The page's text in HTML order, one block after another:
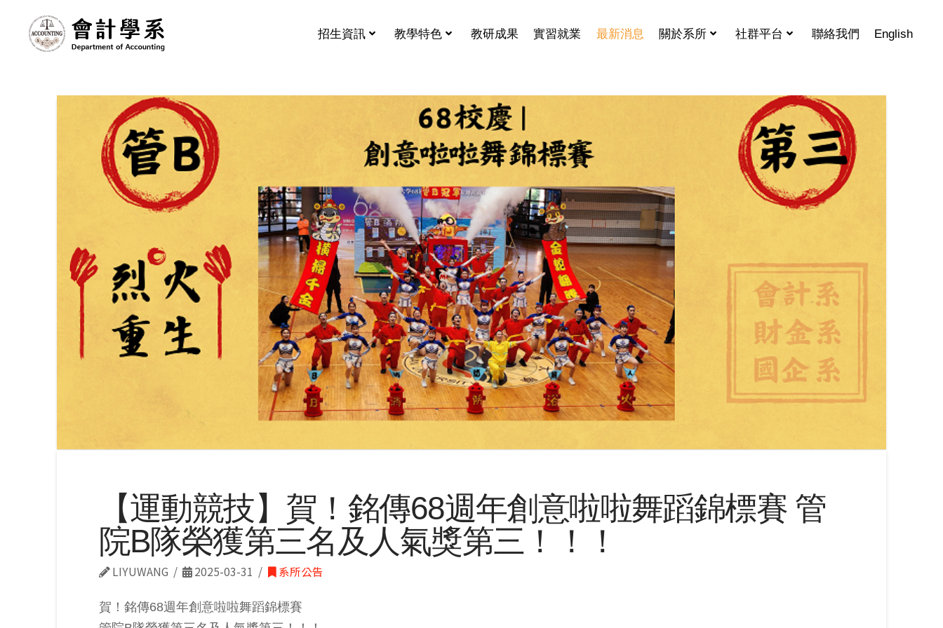
招生資訊 教學特色 教研成果 實習就業 最新消息 關於系所 社群平台 聯絡我們 English
【運動競技】賀！銘傳68週年創意啦啦舞蹈錦標賽 管
院B隊榮獲第三名及人氣獎第三！！！
LIYUWANG 2025-03-31 系所公告
賀！銘傳68週年創意啦啦舞蹈錦標賽